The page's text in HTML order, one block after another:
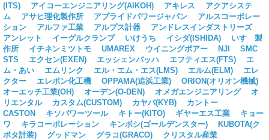
(ITS)
アイコーエンジニアリング(AIKOH) アキレス
アクアシステ
ム
アサヒ理化製作所 アプライドパワージャパン
アルスコーポレー
ション
アルファ工業 アルプス計器
アンドレスインダストリーズ
アンレット
イーグルクランプ いけうち イシダ(ISHIDA)
いすゞ製
作所
イチネンミツトモ UMAREX ウイニングボアー NJI
SMC
STS
エクセン(EXEN) エッシェンバッハ エフティエス(FTS)
エ
ム・あい
エムリンク エル・エム・エス(LMS) エルム(ELM)
エレ
クター
エレポン化工機 OPPAMA(追浜工業)
ORION(オリオン機械)
オーエッチ工業(OH)
オーデン(O-DEN) オメガエンジニアリング
オ
リエンタル
カスタム(CUSTOM) カヤバ(KYB)
カントー
CASTON
キソパワーツール キトー(KITO) ギヤーエス工業
キョー
ワ
キラコーポレーション キンボシ(ゴールデンスター)
KUBOTA(ク
ボタ計装)
グッドマン グラコ(GRACO)
クリスタル産業